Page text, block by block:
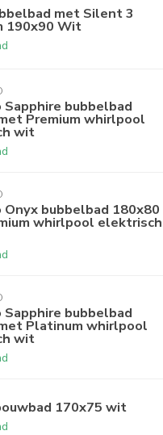
met Silent 3
190x90 Wit
Sapphire bubbelbad
Premium whirlpool
wit
Onyx bubbelbad 180x80
whirlpool elektrisch
Sapphire bubbelbad
Platinum whirlpool
wit
170x75 wit